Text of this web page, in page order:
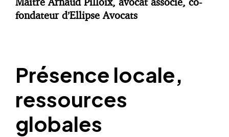
fondateur d’Ellipse Avocats
Présence locale,
ressources
globales